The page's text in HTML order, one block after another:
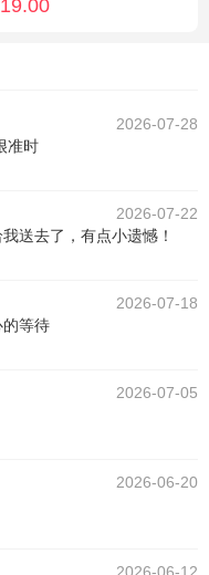
2026-07-28
准时
2026-07-22
送去了，有点小遗憾！
2026-07-18
等待
2026-07-05
2026-06-20